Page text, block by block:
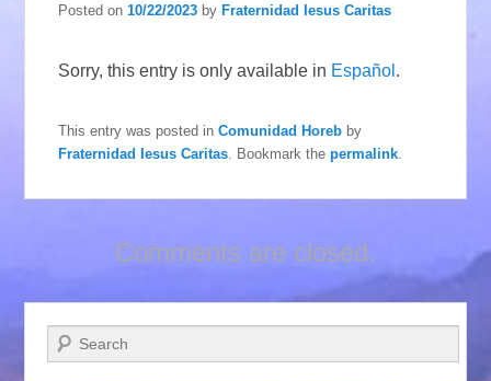
Posted on10/22/2023 byFraternidad Iesus Caritas
Sorry, this entry is only available in Español .
This entry was posted inComunidad Horeb by
Fraternidad Iesus Caritas . Bookmark thepermalink
Comments are closed.
Search